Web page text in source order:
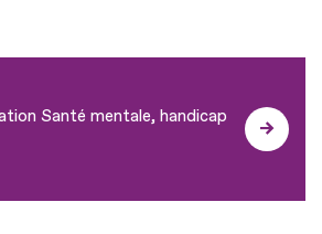
Santé mentale, handicap